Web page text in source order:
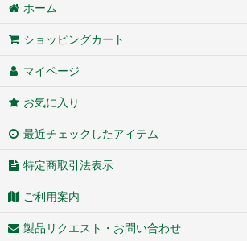
ホーム
ショッピングカート
マイページ
お気に入り
最近チェックしたアイテム
特定商取引法表示
ご利用案内
製品リクエスト・お問い合わせ